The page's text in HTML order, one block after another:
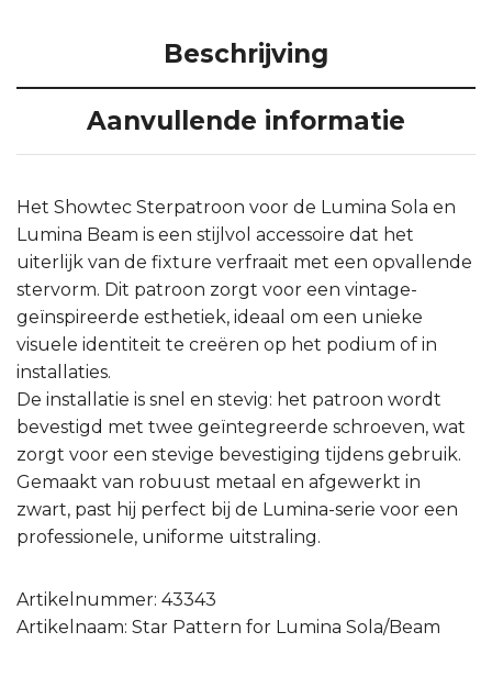
Beschrijving
Aanvullende informatie
Het Showtec Sterpatroon voor de Lumina Sola en
Lumina Beam is een stijlvol accessoire dat het
uiterlijk van de fixture verfraait met een opvallende
stervorm. Dit patroon zorgt voor een vintage-
geïnspireerde esthetiek, ideaal om een unieke
visuele identiteit te creëren op het podium of in
installaties.
De installatie is snel en stevig: het patroon wordt
bevestigd met twee geïntegreerde schroeven, wat
zorgt voor een stevige bevestiging tijdens gebruik.
Gemaakt van robuust metaal en afgewerkt in
zwart, past hij perfect bij de Lumina-serie voor een
professionele, uniforme uitstraling.
Artikelnummer: 43343
Artikelnaam: Star Pattern for Lumina Sola/Beam